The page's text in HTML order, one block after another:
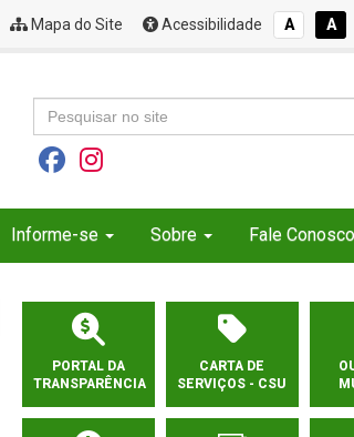
Mapa do Site Acessibilidade A A
Informe-se Sobre Fale Conosco
PORTAL DA
TRANSPARÊNCIA
CARTA DE
SERVIÇOS - CSU